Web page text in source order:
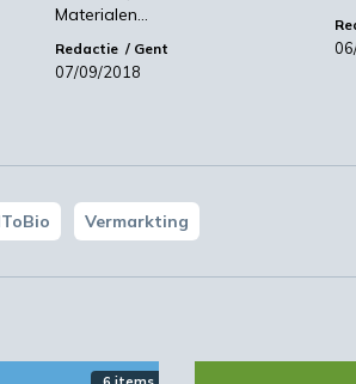
Materialen…
Redactie Gent
07/09/2018
Vermarkting